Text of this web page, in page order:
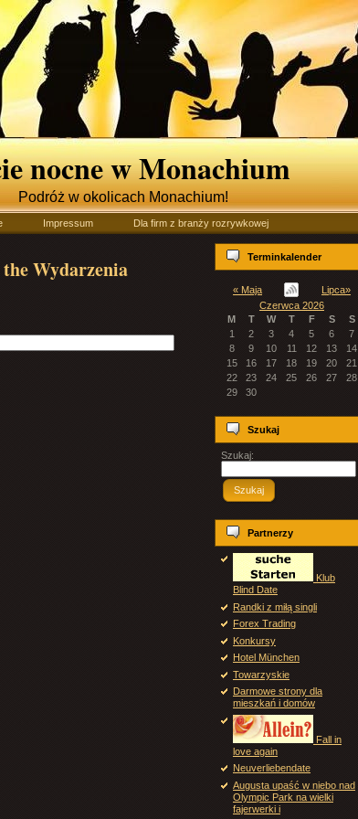
nocne w Monachium
Podróż w okolicach Monachium!
Impressum Dla firm z branży rozrywkowej
Wydarzenia
Terminkalender
« Maja
Lipca»
Czerwca 2026
M
T W T F S
S
1
2 3 4 5 6
7
8
9 10 11 12 13
14
15
16 17 18 19 20
21
22
23 24 25 26 27
28
29
30
Szukaj
Szukaj:
Szukaj
Partnerzy
Klub
Blind Date
Randki z miłą singli
Forex Trading
Konkursy
Hotel München
Towarzyskie
Darmowe strony dla
mieszkań i domów
Fall in
love again
Neuverliebendate
Augusta upaść w niebo nad
Olympic Park na wielki
fajerwerki i